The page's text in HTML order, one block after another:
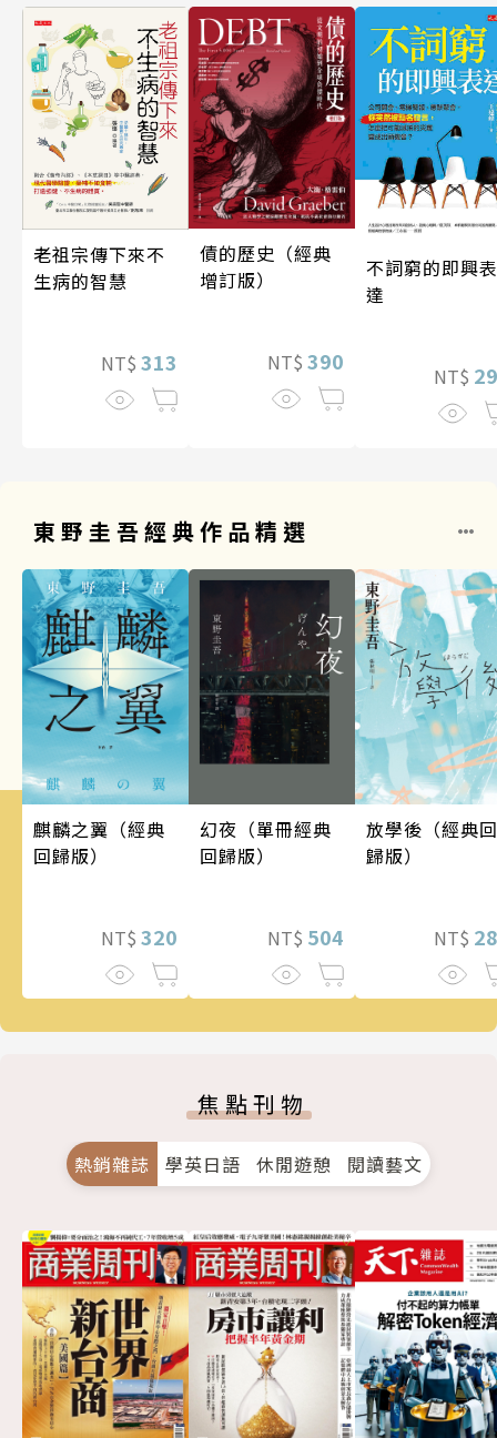
老祖宗傳下來不
生病的智慧
NT$ 313
債的歷史（經典
增訂版）
NT$ 390
不詞窮的即興表
達
NT$
東野圭吾經典作品精選
麒麟之翼（經典
回歸版）
NT$ 320
幻夜（單冊經典
回歸版）
NT$ 504
放學後（經典回
歸版）
NT$
焦點刊物
熱銷雜誌 學英日語 休閒遊憩 閱讀藝文